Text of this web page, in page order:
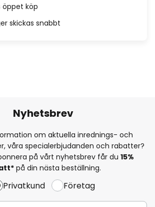
öppet köp
skickas snabbt
Nyhetsbrev
om aktuella inrednings- och
våra specialerbjudanden och rabatter?
på vårt nyhetsbrev får du 15%
på din nästa beställning.
Privatkund Företag